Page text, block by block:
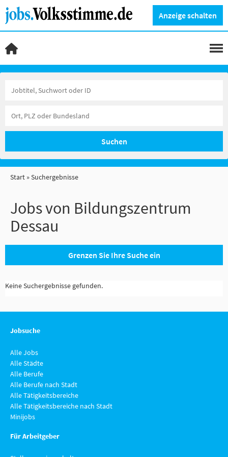
Anzeige schalten
Suchen
Start Suchergebnisse
Jobs von Bildungszentrum
Dessau
Grenzen Sie Ihre Suche ein
Keine Suchergebnisse gefunden.
Jobsuche
Alle Jobs
Alle Städte
Alle Berufe
Alle Berufe nach Stadt
Alle Tätigkeitsbereiche
Alle Tätigkeitsbereiche nach Stadt
Minijobs
Für Arbeitgeber